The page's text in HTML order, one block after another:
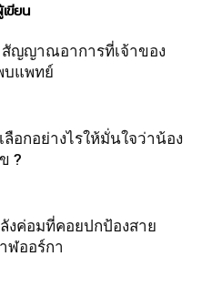
ขียน
ญญาณอาการที่เจ้าของ
บแพทย์
ลือกอย่างไรให้มั่นใจว่าน้อง
?
งค่อมที่คอยปกป้องสาย
ฬออร์กา